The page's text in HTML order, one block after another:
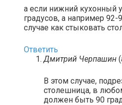
а если нижний кухонный
градусов, а например 92-
случае как стыковать
Ответить
Дмитрий Черпашин
В этом случае,
столешница, в
должен быть 90